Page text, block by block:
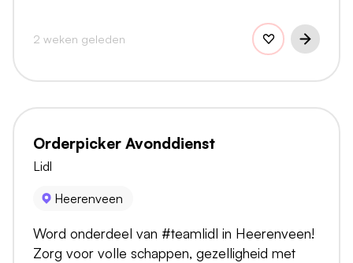
2 weken geleden
Orderpicker Avonddienst
Lidl
Heerenveen
Word onderdeel van #teamlidl in Heerenveen!
Zorg voor volle schappen, gezelligheid met